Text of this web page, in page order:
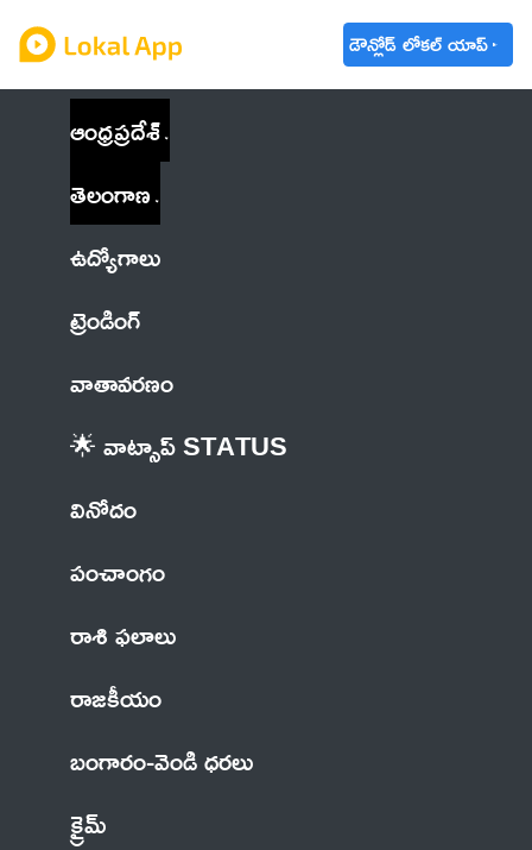
డౌన్లోడ్ లోకల్ యాప్
ఆంధ్రప్రదేశ్
తెలంగాణ
ఉద్యోగాలు
ట్రెండింగ్
వాతావరణం
🌟 వాట్సాప్ STATUS
వినోదం
పంచాంగం
రాశి ఫలాలు
రాజకీయం
బంగారం-వెండి ధరలు
క్రైమ్